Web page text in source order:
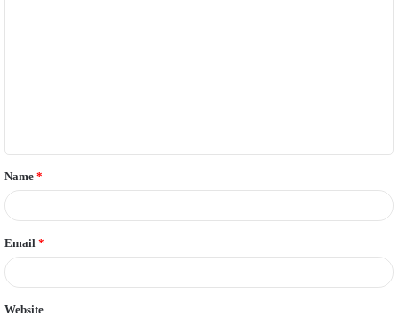
t
*
Name *
Email *
Website